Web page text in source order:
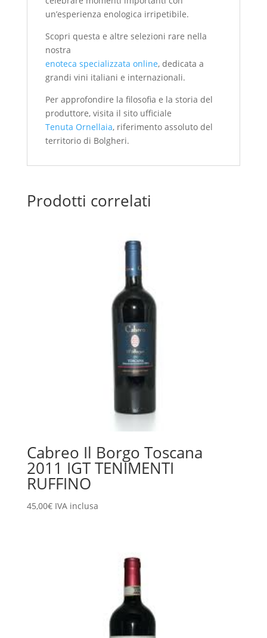
un’esperienza enologica irripetibile.
Scopri questa e altre selezioni rare nella
nostra
enoteca specializzata online, dedicata a
grandi vini italiani e internazionali.
Per approfondire la filosofia e la storia del
produttore, visita il sito ufficiale
Tenuta Ornellaia, riferimento assoluto del
territorio di Bolgheri.
Prodotti correlati
Cabreo Il Borgo Toscana
2011 IGT TENIMENTI
RUFFINO
45,00€ IVA inclusa